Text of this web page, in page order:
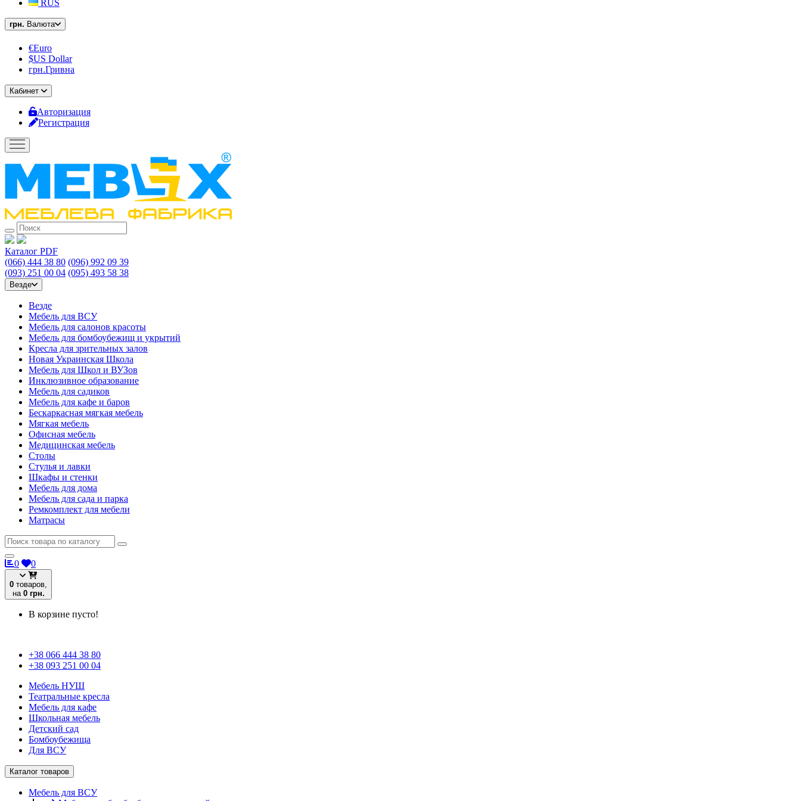
RUS
грн. Валюта
€Euro
$US Dollar
грн.Гривна
Кабинет
Авторизация
Регистрация
Каталог PDF
(066) 444 38 80 (096) 992 09 39
(093) 251 00 04 (095) 493 58 38
Везде
Везде
Мебель для ВСУ
Мебель для салонов красоты
Мебель для бомбоубежищ и укрытий
Кресла для зрительных залов
Новая Украинская Школа
Мебель для Школ и ВУЗов
Инклюзивное образование
Мебель для садиков
Мебель для кафе и баров
Бескаркасная мягкая мебель
Мягкая мебель
Офисная мебель
Медицинская мебель
Столы
Стулья и лавки
Шкафы и стенки
Мебель для дома
Мебель для сада и парка
Ремкомплект для мебели
Матрасы
0 0
0 товаров,
на 0 грн.
В корзине пусто!
+38 066 444 38 80
+38 093 251 00 04
Мебель НУШ
Театральные кресла
Мебель для кафе
Школьная мебель
Детский сад
Бомбоубежища
Для ВСУ
Каталог товаров
Мебель для ВСУ